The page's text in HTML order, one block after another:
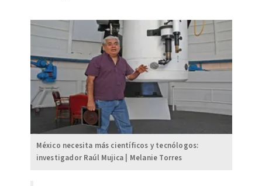
México necesita más científicos y tecnólogos:
investigador Raúl Mujica | Melanie Torres